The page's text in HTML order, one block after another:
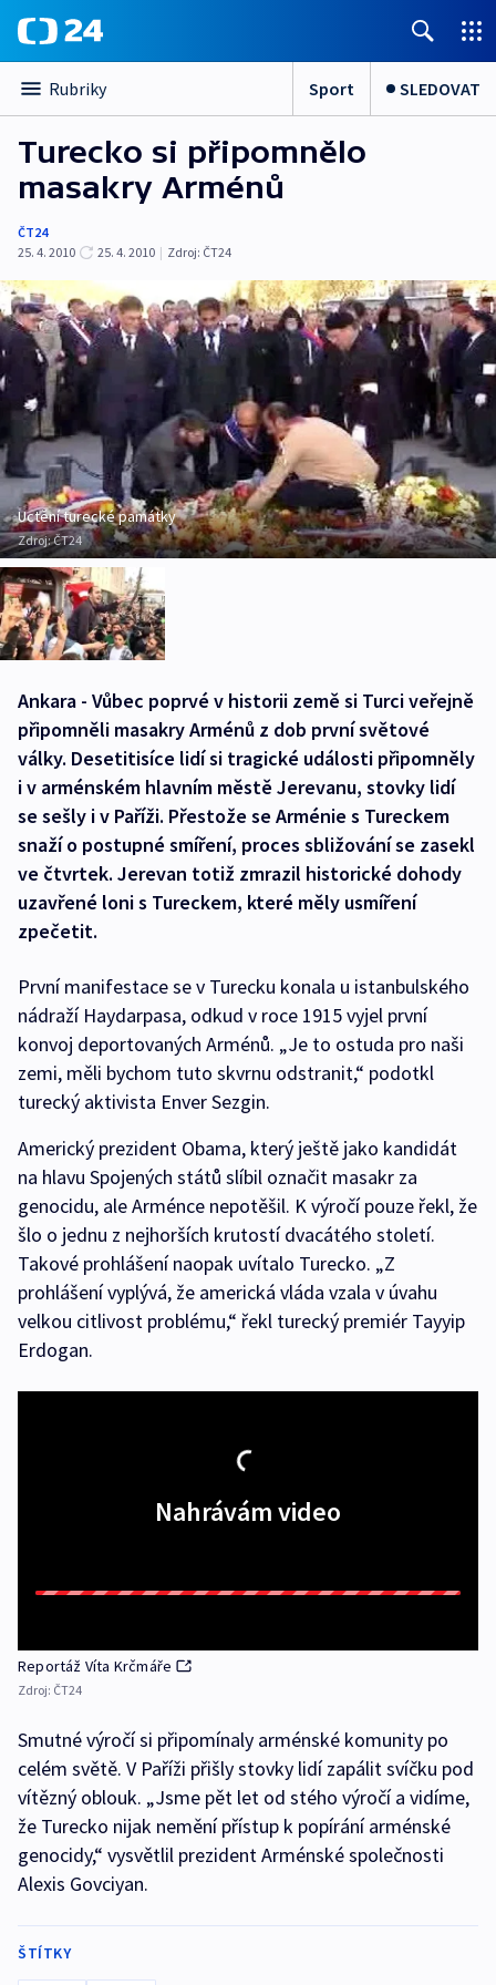
Rubriky Sport SLEDOVAT
Turecko si připomnělo
masakry Arménů
ČT24
25. 4. 2010
25. 4. 2010 | Zdroj: ČT24
Uctění turecké památky
Zdroj:ČT24
Ankara - Vůbec poprvé v historii země si Turci veřejně
připomněli masakry Arménů z dob první světové
války. Desetitisíce lidí si tragické události připomněly
i v arménském hlavním městě Jerevanu, stovky lidí
se sešly i v Paříži. Přestože se Arménie s Tureckem
snaží o postupné smíření, proces sbližování se zasekl
ve čtvrtek. Jerevan totiž zmrazil historické dohody
uzavřené loni s Tureckem, které měly usmíření
zpečetit.
První manifestace se v Turecku konala u istanbulského
nádraží Haydarpasa, odkud v roce 1915 vyjel první
konvoj deportovaných Arménů. „Je to ostuda pro naši
zemi, měli bychom tuto skvrnu odstranit,“ podotkl
turecký aktivista Enver Sezgin.
Americký prezident Obama, který ještě jako kandidát
na hlavu Spojených států slíbil označit masakr za
genocidu, ale Arménce nepotěšil. K výročí pouze řekl, že
šlo o jednu z nejhorších krutostí dvacátého století.
Takové prohlášení naopak uvítalo Turecko. „Z
prohlášení vyplývá, že americká vláda vzala v úvahu
velkou citlivost problému,“ řekl turecký premiér Tayyip
Erdogan.
Nahrávám video
Reportáž Víta Krčmáře
Zdroj: ČT24
Smutné výročí si připomínaly arménské komunity po
celém světě. V Paříži přišly stovky lidí zapálit svíčku pod
vítězný oblouk. „Jsme pět let od stého výročí a vidíme,
že Turecko nijak nemění přístup k popírání arménské
genocidy,“ vysvětlil prezident Arménské společnosti
Alexis Govciyan.
ŠTÍTKY